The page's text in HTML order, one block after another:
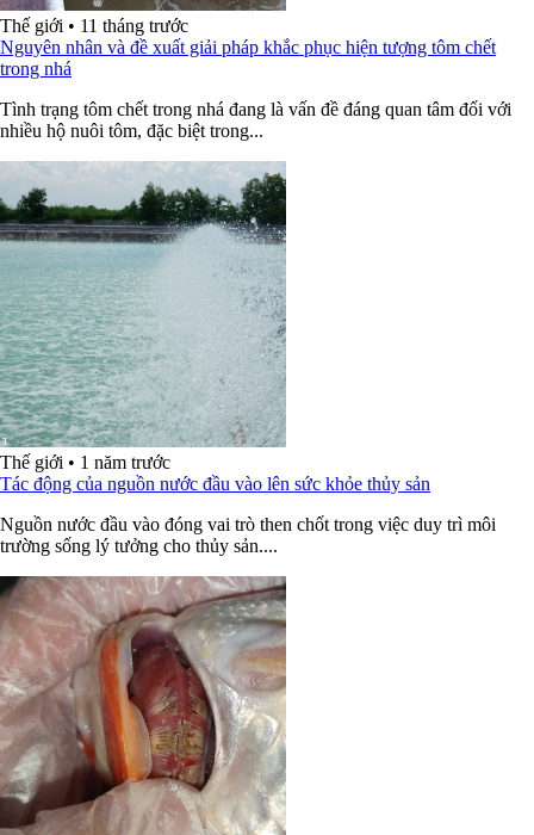
Thế giới • 11 tháng trước
Nguyên nhân và đề xuất giải pháp khắc phục hiện tượng tôm chết
trong nhá
Tình trạng tôm chết trong nhá đang là vấn đề đáng quan tâm đối với
nhiều hộ nuôi tôm, đặc biệt trong...
Thế giới • 1 năm trước
Tác động của nguồn nước đầu vào lên sức khỏe thủy sản
Nguồn nước đầu vào đóng vai trò then chốt trong việc duy trì môi
trường sống lý tưởng cho thủy sản....